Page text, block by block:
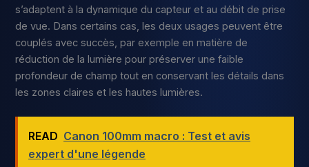
s’adaptent à la dynamique du capteur et au débit de prise
de vue. Dans certains cas, les deux usages peuvent être
couplés avec succès, par exemple en matière de
réduction de la lumière pour préserver une faible
profondeur de champ tout en conservant les détails dans
les zones claires et les hautes lumières.
READ Canon 100mm macro : Test et avis
expert d'une légende